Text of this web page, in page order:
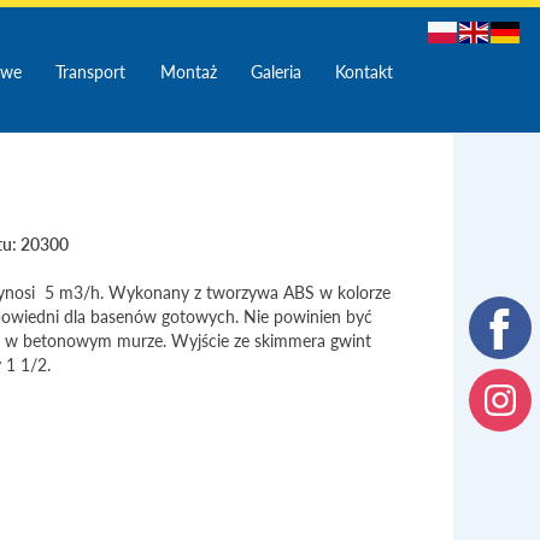
Transport Montaż Galeria Kontakt
20300
5 m3/h. Wykonany z tworzywa ABS w kolorze
dla basenów gotowych. Nie powinien być
betonowym murze. Wyjście ze skimmera gwint
1 1/2.